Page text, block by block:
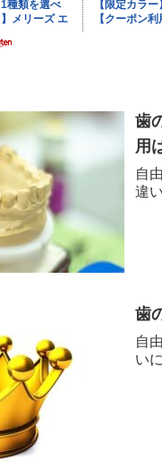
歯
用
自
違
歯
自
い